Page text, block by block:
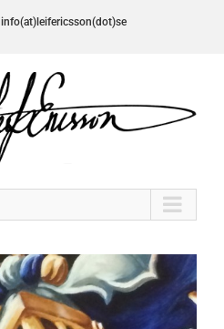
info(at)leifericsson(dot)se